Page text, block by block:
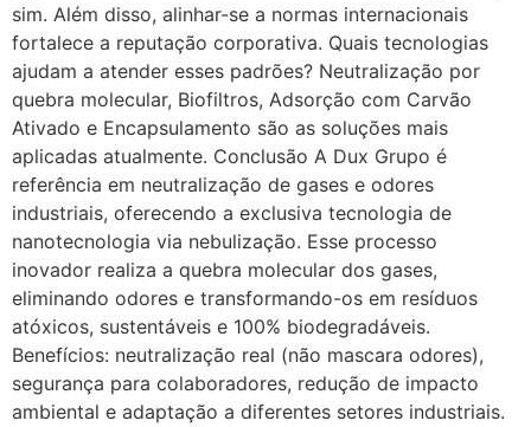
sim. Além disso, alinhar-se a normas internacionais
fortalece a reputação corporativa. Quais tecnologias
ajudam a atender esses padrões? Neutralização por
quebra molecular, Biofiltros, Adsorção com Carvão
Ativado e Encapsulamento são as soluções mais
aplicadas atualmente. Conclusão A Dux Grupo é
referência em neutralização de gases e odores
industriais, oferecendo a exclusiva tecnologia de
nanotecnologia via nebulização. Esse processo
inovador realiza a quebra molecular dos gases,
eliminando odores e transformando-os em resíduos
atóxicos, sustentáveis e 100% biodegradáveis.
Benefícios: neutralização real (não mascara odores),
segurança para colaboradores, redução de impacto
ambiental e adaptação a diferentes setores industriais.